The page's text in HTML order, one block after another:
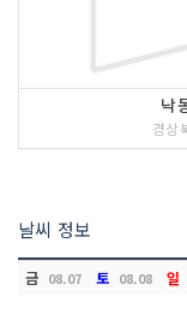
낙
경상
날씨 정보
금 08.07 토 08.08 일